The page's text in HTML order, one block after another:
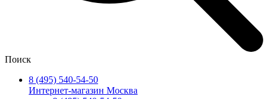
Поиск
8 (495) 540-54-50
Интернет-магазин Москва